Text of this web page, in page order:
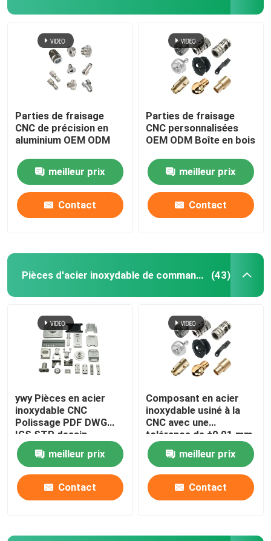
Parties de fraisage
CNC de précision en
aluminium OEM ODM
meilleur prix
Contact
Parties de fraisage
CNC personnalisées
OEM ODM Boîte en bois
meilleur prix
Contact
Pièces d'acier inoxydable de commande numérique par ordinateur (43)
ywy Pièces en acier
inoxydable CNC
Polissage PDF DWG
IGS STP dessin
meilleur prix
Contact
Composant en acier
inoxydable usiné à la
CNC avec une
tolérance de ±0,01 mm
meilleur prix
Contact